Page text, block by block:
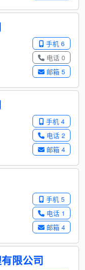
手机 6
电话 0
邮箱 5
手机 4
电话 2
邮箱 4
手机 5
电话 1
邮箱 4
限公司